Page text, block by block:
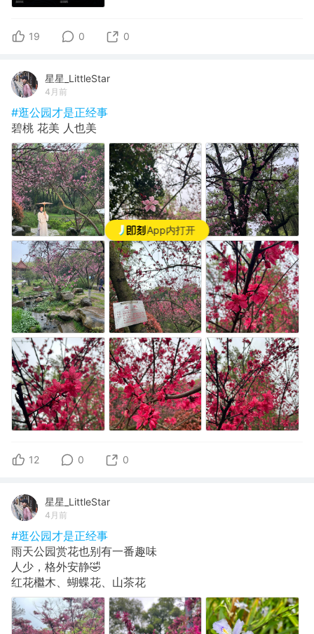
App内打开
19 0 0
星星_LittleStar
4月前
#逛公园才是正经事
碧桃 花美 人也美
12 0 0
星星_LittleStar
4月前
#逛公园才是正经事
雨天公园赏花也别有一番趣味
人少，格外安静🤣
红花檵木、蝴蝶花、山茶花